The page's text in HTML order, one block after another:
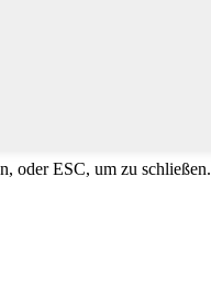
oder ESC, um zu schließen.